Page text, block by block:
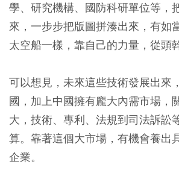
學、研究機構、國防科研單位等，
來，一步步把版圖拼湊出來，有如
太空船一樣，靠自己的力量，從頭
可以想見，未來這些技術發展出來
國，加上中國擁有龐大內需市場，
大，技術、專利、法規到司法訴訟
算。靠著這個大市場，有機會養出
企業。